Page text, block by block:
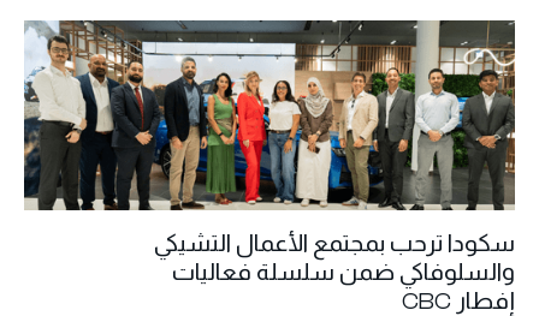
سكودا ترحب بمجتمع الأعمال التشيكي
والسلوفاكي ضمن سلسلة فعاليات
إفطار CBC